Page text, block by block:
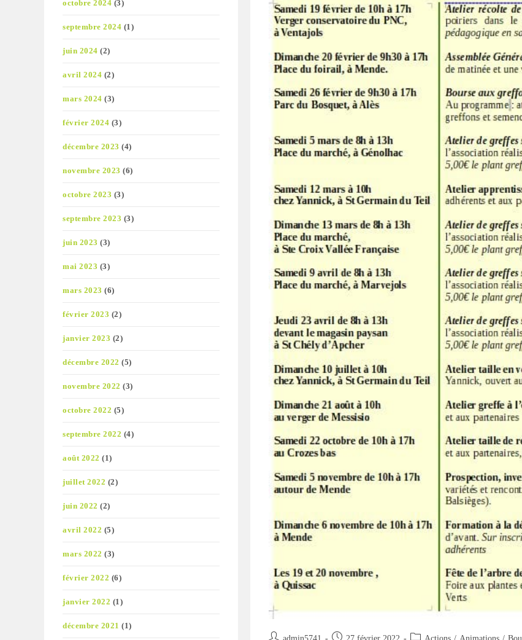
Auteur/autrice
Publication
Post
octobre 2024 (3)
septembre 2024 (1)
juin 2024 (2)
avril 2024 (2)
mars 2024 (3)
février 2024 (3)
décembre 2023 (4)
novembre 2023 (6)
octobre 2023 (3)
septembre 2023 (3)
juin 2023 (3)
mai 2023 (3)
mars 2023 (6)
février 2023 (2)
janvier 2023 (2)
décembre 2022 (5)
novembre 2022 (3)
octobre 2022 (5)
septembre 2022 (4)
août 2022 (1)
juillet 2022 (2)
juin 2022 (2)
avril 2022 (5)
mars 2022 (3)
février 2022 (6)
janvier 2022 (1)
décembre 2021 (1)